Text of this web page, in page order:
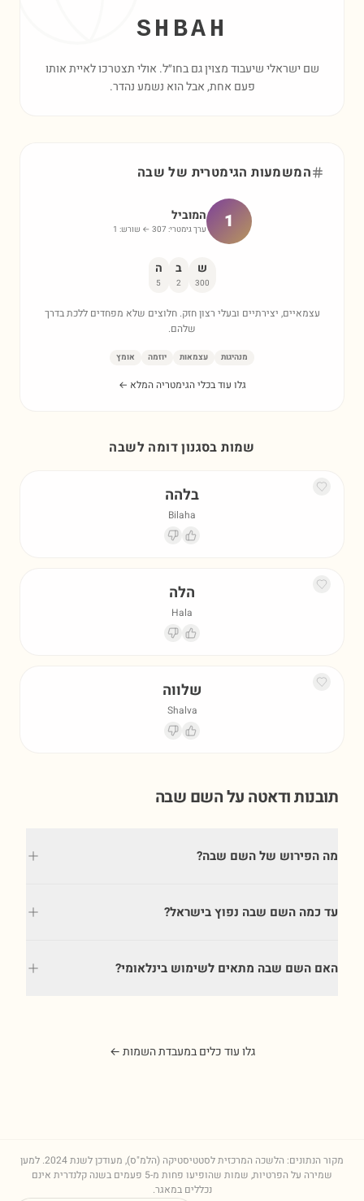
SHBAH
שם ישראלי שיעבוד מצוין גם בחו״ל. אולי תצטרכו לאיית אותו
פעם אחת, אבל הוא נשמע נהדר.
המשמעות הגימטרית של שבה
1 המוביל
ערך גימטרי: 307 ← שורש: 1
ש
300
ב
2
ה
5
עצמאיים, יצירתיים ובעלי רצון חזק. חלוצים שלא מפחדים ללכת בדרך
שלהם.
מנהיגות עצמאות יוזמה אומץ
גלו עוד בכלי הגימטריה המלא ←
שמות בסגנון דומה לשבה
בלהה
Bilaha
הלה
Hala
שלווה
Shalva
תובנות ודאטה על השם שבה
מה הפירוש של השם שבה?
עד כמה השם שבה נפוץ בישראל?
האם השם שבה מתאים לשימוש בינלאומי?
גלו עוד כלים במעבדת השמות ←
מקור הנתונים: הלשכה המרכזית לסטטיסטיקה (הלמ"ס), מעודכן לשנת2024. למען
שמירה על הפרטיות, שמות שהופיעו פחות מ-5 פעמים בשנה קלנדרית אינם
נכללים במאגר.